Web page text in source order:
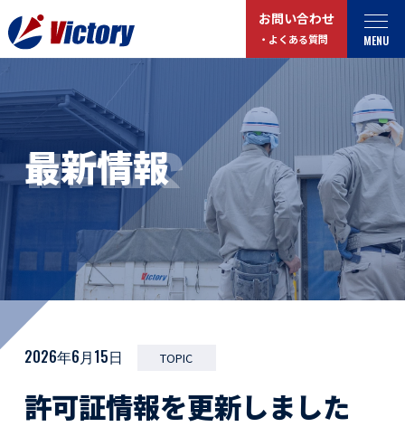
MENU
お問い合わせ
・よくある質問
トップ
事業紹介
総合解体 / 解体事業
産業廃棄物収集/ 運搬
企業概要
私たちについて
活動レポート
最新情報
お役立ちコラム
プライバシーポリシー
お問い合わせ
よくある質問
最新情報
NEWS
2026年6月15日 TOPIC
許可証情報を更新しました